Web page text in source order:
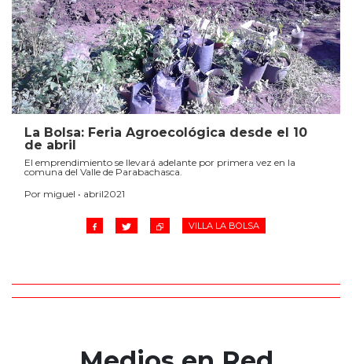
La Bolsa: Feria Agroecológica desde el 10
de abril
El emprendimiento se llevará adelante por primera vez en la
comuna del Valle de Parabachasca.
Por miguel • abril2021
VILLA LA BOLSA